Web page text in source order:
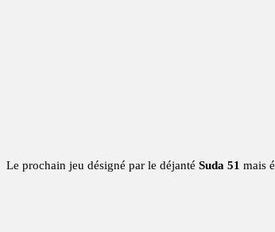
Le prochain jeu désigné par le déjanté Suda 51 mais